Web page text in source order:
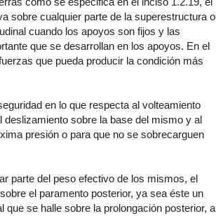
sobre cualquier parte de la superestructura o
cuando los apoyos son fijos y las
que se desarrollan en los apoyos. En el
que pueda producir la condición más
en lo que respecta al volteamiento
deslizamiento sobre la base del mismo y al
presión o para que no se sobrecarguen
parte del peso efectivo de los mismos, el
el paramento posterior, ya sea éste un
se halle sobre la prolongación posterior, a